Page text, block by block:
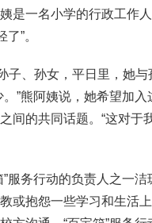
是一名小学的行政工作
”。
子、孙女，平日里，她
”熊阿姨说，她希望加
间的共同话题。“这对于
服务行动的负责人之一
或抱怨一些学习和生活